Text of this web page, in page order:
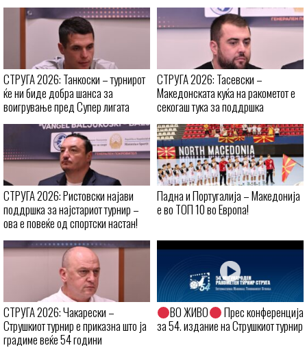
СТРУГА 2026: Танкоски – турнирот
ќе ни биде добра шанса за
воигрување пред Супер лигата
СТРУГА 2026: Тасевски –
Македонската куќа на ракометот е
секогаш тука за поддршка
СТРУГА 2026: Ристовски најави
поддршка за најстариот турнир –
ова е повеќе од спортски настан!
Падна и Португалија – Македонија
е во ТОП 10 во Европа!
СТРУГА 2026: Чакарески –
Струшкиот турнир е приказна што ја
градиме веќе 54 години
ВО ЖИВО
Прес конференција
за 54. издание на Струшкиот турнир